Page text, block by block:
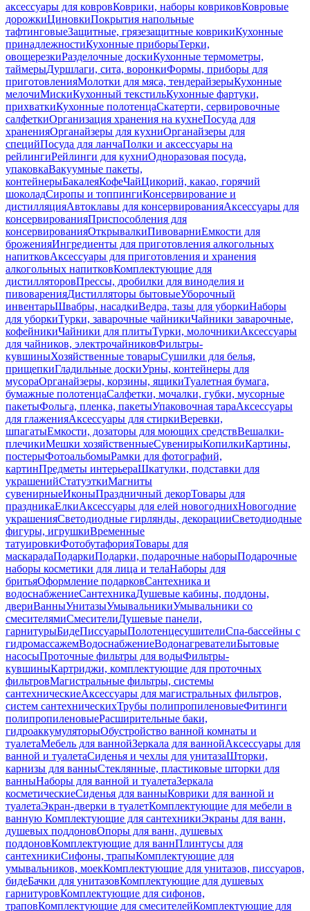
аксессуары для ковровКоврики, наборы ковриковКовровые
дорожкиЦиновкиПокрытия напольные
тафтинговыеЗащитные, грязезащитные коврикиКухонные
принадлежностиКухонные приборыТерки,
овощерезкиРазделочные доскиКухонные термометры,
таймерыДуршлаги, сита, воронкиФормы, приборы для
приготовленияМолотки для мяса, тендерайзерыКухонные
мелочиМискиКухонный текстильКухонные фартуки,
прихваткиКухонные полотенцаСкатерти, сервировочные
салфеткиОрганизация хранения на кухнеПосуда для
храненияОрганайзеры для кухниОрганайзеры для
специйПосуда для ланчаПолки и аксессуары на
рейлингиРейлинги для кухниОдноразовая посуда,
упаковкаВакуумные пакеты,
контейнерыБакалеяКофеЧайЦикорий, какао, горячий
шоколадСиропы и топпингиКонсервирование и
дистилляцияАвтоклавы для консервированияАксессуары для
консервированияПриспособления для
консервированияОткрывалкиПивоварниЕмкости для
броженияИнгредиенты для приготовления алкогольных
напитковАксессуары для приготовления и хранения
алкогольных напитковКомплектующие для
дистилляторовПрессы, дробилки для виноделия и
пивоваренияДистилляторы бытовыеУборочный
инвентарьШвабры, насадкиВедра, тазы для уборкиНаборы
для уборкиТурки, заварочные чайникиЧайники заварочные,
кофейникиЧайники для плитыТурки, молочникиАксессуары
для чайников, электрочайниковФильтры-
кувшиныХозяйственные товарыСушилки для белья,
прищепкиГладильные доскиУрны, контейнеры для
мусораОрганайзеры, корзины, ящикиТуалетная бумага,
бумажные полотенцаСалфетки, мочалки, губки, мусорные
пакетыФольга, пленка, пакетыУпаковочная тараАксессуары
для глаженияАксессуары для стиркиВеревки,
шпагатыЕмкости, дозаторы для моющих средствВешалки-
плечикиМешки хозяйственныеСувенирыКопилкиКартины,
постерыФотоальбомыРамки для фотографий,
картинПредметы интерьераШкатулки, подставки для
украшенийСтатуэткиМагниты
сувенирныеИконыПраздничный декорТовары для
праздникаЕлкиАксессуары для елей новогоднихНовогодние
украшенияСветодиодные гирлянды, декорацииСветодиодные
фигуры, игрушкиВременные
татуировкиФотобутафорияТовары для
маскарадаПодаркиПодарки, подарочные наборыПодарочные
наборы косметики для лица и телаНаборы для
бритьяОформление подарковСантехника и
водоснабжениеСантехникаДушевые кабины, поддоны,
двериВанныУнитазыУмывальникиУмывальники со
смесителямиСмесителиДушевые панели,
гарнитурыБидеПиссуарыПолотенцесушителиСпа-бассейны с
гидромассажемВодоснабжениеВодонагревателиБытовые
насосыПроточные фильтры для водыФильтры-
кувшиныКартриджи, комплектующие для проточных
фильтровМагистральные фильтры, системы
сантехническиеАксессуары для магистральных фильтров,
систем сантехническихТрубы полипропиленовыеФитинги
полипропиленовыеРасширительные баки,
гидроаккумуляторыОбустройство ванной комнаты и
туалетаМебель для ваннойЗеркала для ваннойАксессуары для
ванной и туалетаСиденья и чехлы для унитазаШторки,
карнизы для ванныСтеклянные, пластиковые шторки для
ванныНаборы для ванной и туалетаЗеркала
косметическиеСиденья для ванныКоврики для ванной и
туалетаЭкран-дверки в туалетКомплектующие для мебели в
ванную Комплектующие для сантехникиЭкраны для ванн,
душевых поддоновОпоры для ванн, душевых
поддоновКомплектующие для ваннПлинтусы для
сантехникиСифоны, трапыКомплектующие для
умывальников, моекКомплектующие для унитазов, писсуаров,
бидеБачки для унитазовКомплектующие для душевых
гарнитуровКомплектующие для сифонов,
траповКомплектующие для смесителейКомплектующие для